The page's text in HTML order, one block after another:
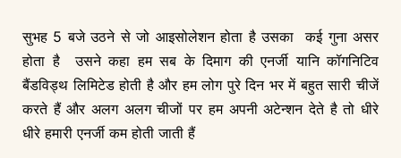
सुभह 5 बजे उठने से जो आइसोलेशन होता है उसका कई गुना असर
होता है उसने कहा हम सब के दिमाग की एनर्जी यानि कॉगनिटिव
बैंडविड्थ लिमिटेड होती है और हम लोग पुरे दिन भर में बहुत सारी चीजें
करते हैं और अलग अलग चीजों पर हम अपनी अटेन्शन देते है तो धीरे
धीरे हमारी एनर्जी कम होती जाती हैं